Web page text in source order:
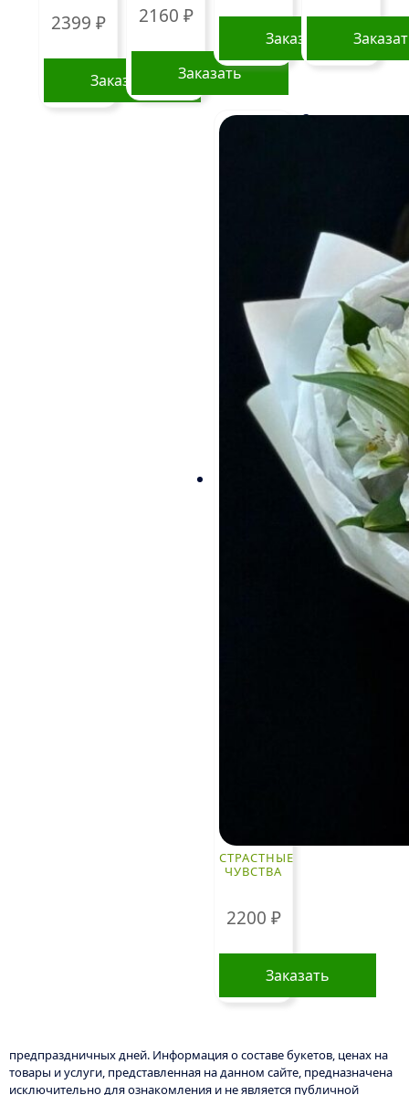
2399 ₽
Заказать
2160 ₽
Заказать
Заказать
СТРАСТНЫЕ
ЧУВСТВА
2200 ₽
Заказать
Стоимость
меняться.
Окончательная
цена зависит от
доступности
определенных
видов цветов,
времени года, а
также может
быть выше в
периоды
праздников и
предпраздничных дней. Информация о составе букетов, ценах на
товары и услуги, представленная на данном сайте, предназначена
исключительно для ознакомления и не является публичной